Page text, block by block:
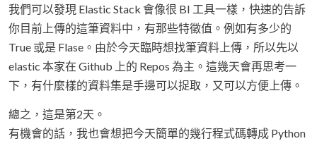
我們可以發現 Elastic Stack 會像很 BI 工具一樣，快速的告訴
你目前上傳的這筆資料中，有那些特徵值。例如有多少的
True 或是 Flase。由於今天臨時想找筆資料上傳，所以先以
elastic 本家在 Github 上的 Repos 為主。這幾天會再思考一
下，有什麼樣的資料集是手邊可以捉取，又可以方便上傳。
總之，這是第2天。
有機會的話，我也會想把今天簡單的幾行程式碼轉成 Python